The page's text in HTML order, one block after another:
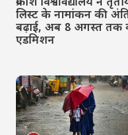
लिस्ट के नामांकन की
बढ़ाई, अब 8 अगस्त तक
एडमिशन